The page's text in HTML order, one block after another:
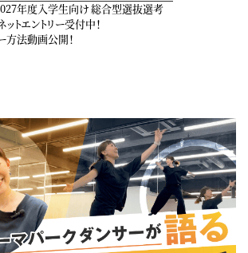
年度入学生向け 総合型選抜選考
ットエントリー受付中！
方法動画公開！